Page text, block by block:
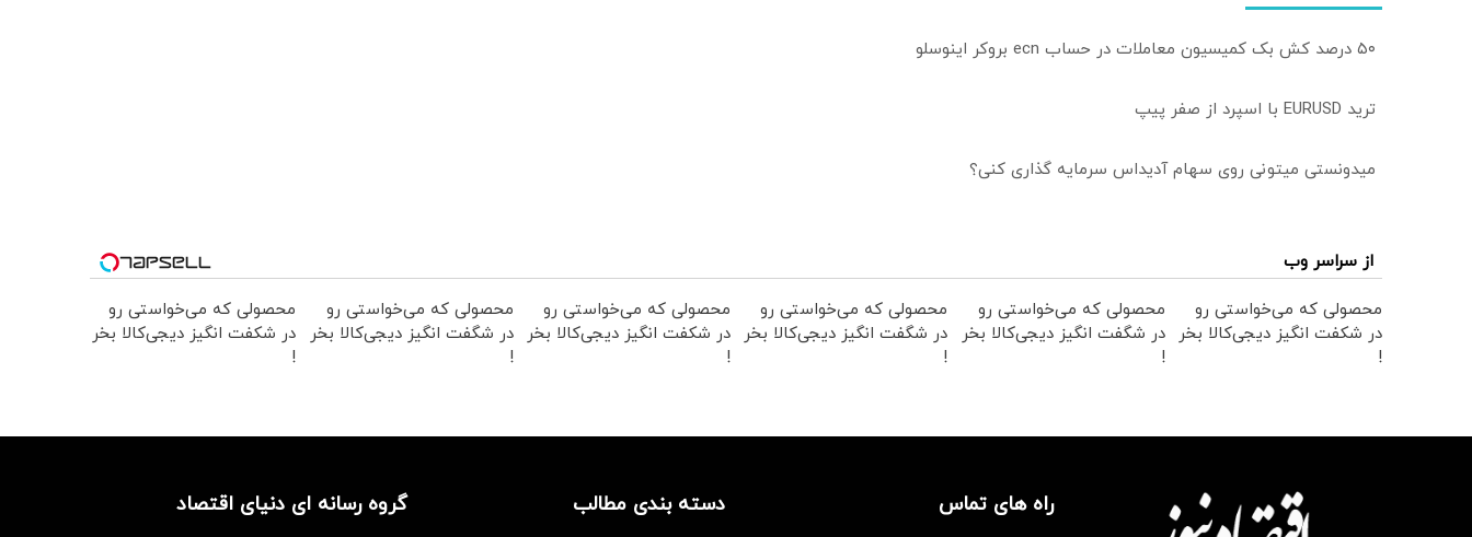
۵۰ درصد کش بک کمیسیون معاملات در حساب ecn بروکر اینوسلو
ترید EURUSD با اسپرد از صفر پیپ
میدونستی میتونی روی سهام آدیداس سرمایه گذاری کنی؟
از سراسر وب
محصولی که می‌خواستی رو
در شکفت انگیز دیجی‌کالا بخر
!
محصولی که می‌خواستی رو
در شگفت انگیز دیجی‌کالا بخر
!
محصولی که می‌خواستی رو
در شگفت انگیز دیجی‌کالا بخر
!
محصولی که می‌خواستی رو
در شکفت انگیز دیجی‌کالا بخر
!
محصولی که می‌خواستی رو
در شگفت انگیز دیجی‌کالا بخر
!
محصولی که می‌خواستی رو
در شکفت انگیز دیجی‌کالا بخر
!
راه های تماس دسته بندی مطالب گروه رسانه ای دنیای اقتصاد